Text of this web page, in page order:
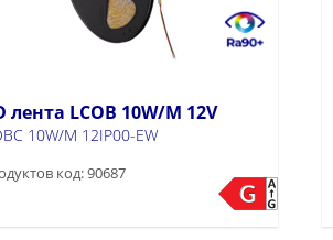
лента LCOB 10W/M 12V
10W/M 12IP00-EW
код: 90687